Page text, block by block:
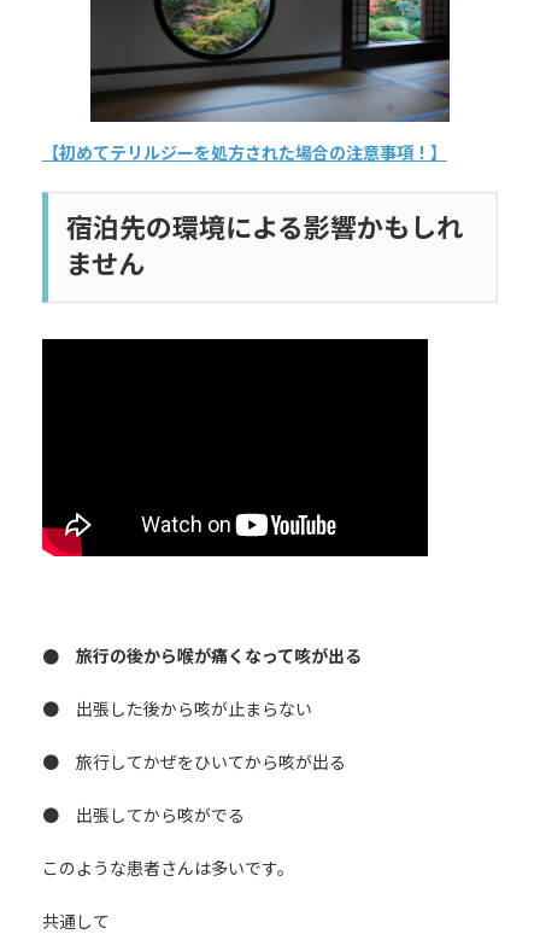
【初めてテリルジーを処方された場合の注意事項！】
宿泊先の環境による影響かもしれ
ません
● 旅行の後から喉が痛くなって咳が出る
● 出張した後から咳が止まらない
● 旅行してかぜをひいてから咳が出る
● 出張してから咳がでる
このような患者さんは多いです。
共通して